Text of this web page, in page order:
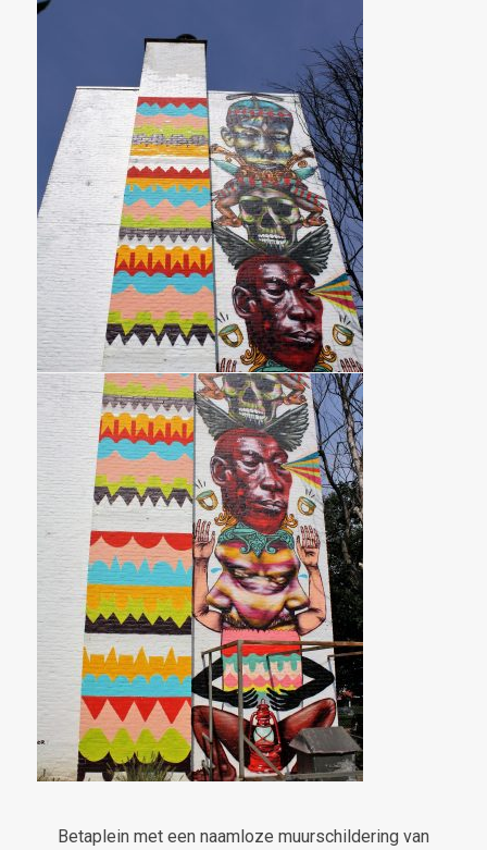
Betaplein met een naamloze muurschildering van